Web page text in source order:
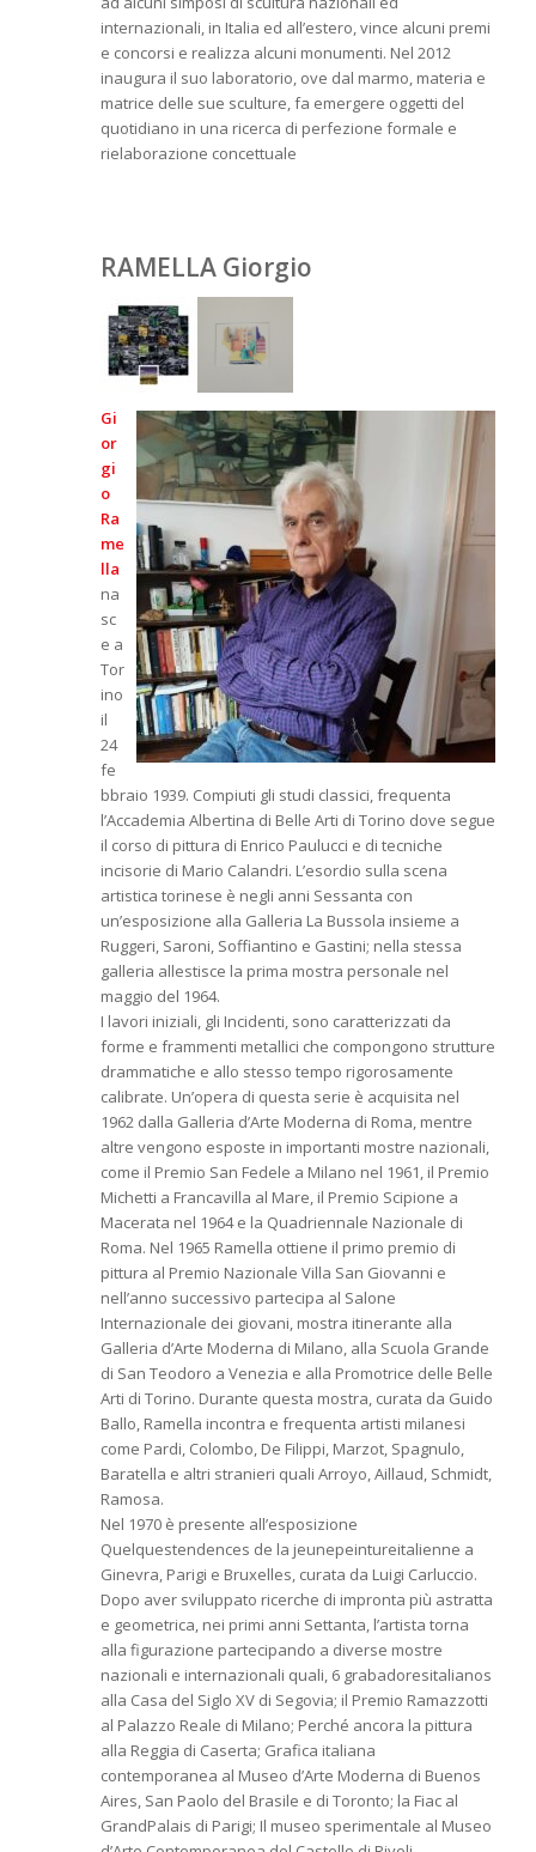
internazionali, in Italia ed all’estero, vince alcuni premi
e concorsi e realizza alcuni monumenti. Nel 2012
inaugura il suo laboratorio, ove dal marmo, materia e
matrice delle sue sculture, fa emergere oggetti del
quotidiano in una ricerca di perfezione formale e
rielaborazione concettuale
RAMELLA Giorgio
Gi
or
gi
o
Ra
me
lla
na
sc
e a
Tor
ino
il
24
fe
bbraio 1939. Compiuti gli studi classici, frequenta
l’Accademia Albertina di Belle Arti di Torino dove segue
il corso di pittura di Enrico Paulucci e di tecniche
incisorie di Mario Calandri. L’esordio sulla scena
artistica torinese è negli anni Sessanta con
un’esposizione alla Galleria La Bussola insieme a
Ruggeri, Saroni, Soffiantino e Gastini; nella stessa
galleria allestisce la prima mostra personale nel
maggio del 1964.
I lavori iniziali, gli Incidenti, sono caratterizzati da
forme e frammenti metallici che compongono strutture
drammatiche e allo stesso tempo rigorosamente
calibrate. Un’opera di questa serie è acquisita nel
1962 dalla Galleria d’Arte Moderna di Roma, mentre
altre vengono esposte in importanti mostre nazionali,
come il Premio San Fedele a Milano nel 1961, il Premio
Michetti a Francavilla al Mare, il Premio Scipione a
Macerata nel 1964 e la Quadriennale Nazionale di
Roma. Nel 1965 Ramella ottiene il primo premio di
pittura al Premio Nazionale Villa San Giovanni e
nell’anno successivo partecipa al Salone
Internazionale dei giovani, mostra itinerante alla
Galleria d’Arte Moderna di Milano, alla Scuola Grande
di San Teodoro a Venezia e alla Promotrice delle Belle
Arti di Torino. Durante questa mostra, curata da Guido
Ballo, Ramella incontra e frequenta artisti milanesi
come Pardi, Colombo, De Filippi, Marzot, Spagnulo,
Baratella e altri stranieri quali Arroyo, Aillaud, Schmidt,
Ramosa.
Nel 1970 è presente all’esposizione
Quelquestendences de la jeunepeintureitalienne a
Ginevra, Parigi e Bruxelles, curata da Luigi Carluccio.
Dopo aver sviluppato ricerche di impronta più astratta
e geometrica, nei primi anni Settanta, l’artista torna
alla figurazione partecipando a diverse mostre
nazionali e internazionali quali, 6 grabadoresitalianos
alla Casa del Siglo XV di Segovia; il Premio Ramazzotti
al Palazzo Reale di Milano; Perché ancora la pittura
alla Reggia di Caserta; Grafica italiana
contemporanea al Museo d’Arte Moderna di Buenos
Aires, San Paolo del Brasile e di Toronto; la Fiac al
GrandPalais di Parigi; Il museo sperimentale al Museo